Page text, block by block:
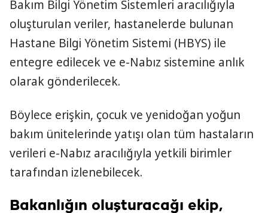
Bakım Bilgi Yönetim Sistemleri aracılığıyla
oluşturulan veriler, hastanelerde bulunan
Hastane Bilgi Yönetim Sistemi (HBYS) ile
entegre edilecek ve e-Nabız sistemine anlık
olarak gönderilecek.
Böylece erişkin, çocuk ve yenidoğan yoğun
bakım ünitelerinde yatışı olan tüm hastaların
verileri e-Nabız aracılığıyla yetkili birimler
tarafından izlenebilecek.
Bakanlığın oluşturacağı ekip,